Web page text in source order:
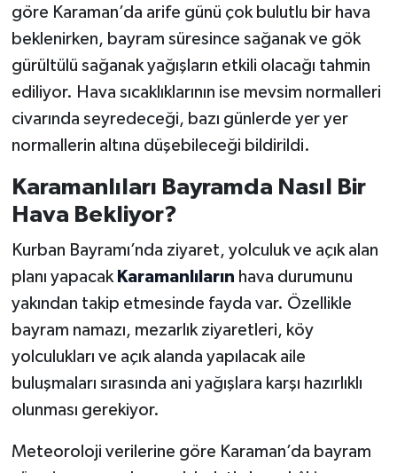
göre Karaman’da arife günü çok bulutlu bir hava
beklenirken, bayram süresince sağanak ve gök
gürültülü sağanak yağışların etkili olacağı tahmin
ediliyor. Hava sıcaklıklarının ise mevsim normalleri
civarında seyredeceği, bazı günlerde yer yer
normallerin altına düşebileceği bildirildi.
Karamanlıları Bayramda Nasıl Bir
Hava Bekliyor?
Kurban Bayramı’nda ziyaret, yolculuk ve açık alan
planı yapacak Karamanlıların hava durumunu
yakından takip etmesinde fayda var. Özellikle
bayram namazı, mezarlık ziyaretleri, köy
yolculukları ve açık alanda yapılacak aile
buluşmaları sırasında ani yağışlara karşı hazırlıklı
olunması gerekiyor.
Meteoroloji verilerine göre Karaman’da bayram